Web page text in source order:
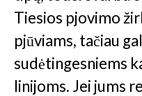
Tiesios pjovimo
pjūviams, tačiau
sudėtingesniems
linijoms. Jei jums